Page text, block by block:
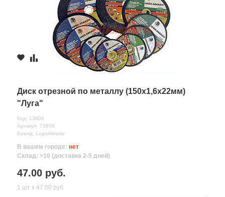
Диск отрезной по металлу (150х1,6х22мм)
"Луга"
Код: 13900
Артикул: 73658
Бренд: LugaAbrasiv
В вашем городе: нет
Склад: >10 (доставка 2-5 дней)
47.00 руб.
1 шт х 47.00 руб.